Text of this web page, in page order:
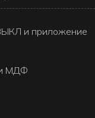
и приложение
МДФ